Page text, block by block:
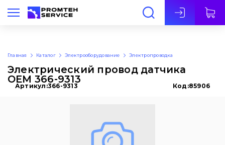
Рус
Главная Каталог Электрооборудование Электропроводка
Электрический провод датчика
OEM 366-9313
Артикул:366-9313 Код:85906